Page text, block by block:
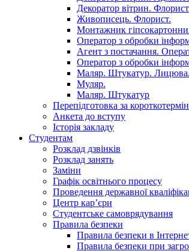
Декоратор вітрин.
Живописець. Флорист.
Монтажник
Оператор з обробки
Агент з постачання.
Оператор з обробки
Маляр. Штукатур.
Муляр.
Маляр. Штукатур
Перепідготовка за
Анкета до вступу
Історія закладу
Студентам
Розклад дзвінків
Розклад занять
Заміни
Графік освітнього процесу
Проведення державної
Центр кар’єри
Студентське самоврядування
Правила безпеки
Правила безпеки в
Правила безпеки при